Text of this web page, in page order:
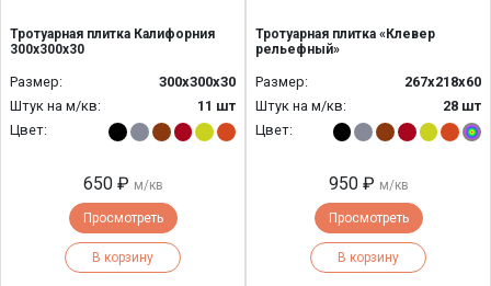
Тротуарная плитка Калифорния
300х300х30
Размер:
300х300х30
Штук на м/кв:
11 шт
Цвет:
650 ₽ м/кв
Просмотреть
В корзину
Тротуарная плитка «Клевер
рельефный»
Размер:
267х218х60
Штук на м/кв:
28 шт
Цвет:
950 ₽ м/кв
Просмотреть
В корзину